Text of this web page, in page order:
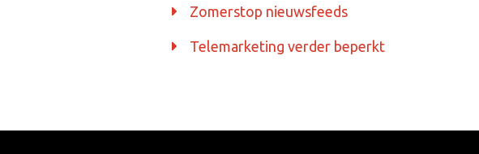
Zomerstop nieuwsfeeds
Telemarketing verder beperkt